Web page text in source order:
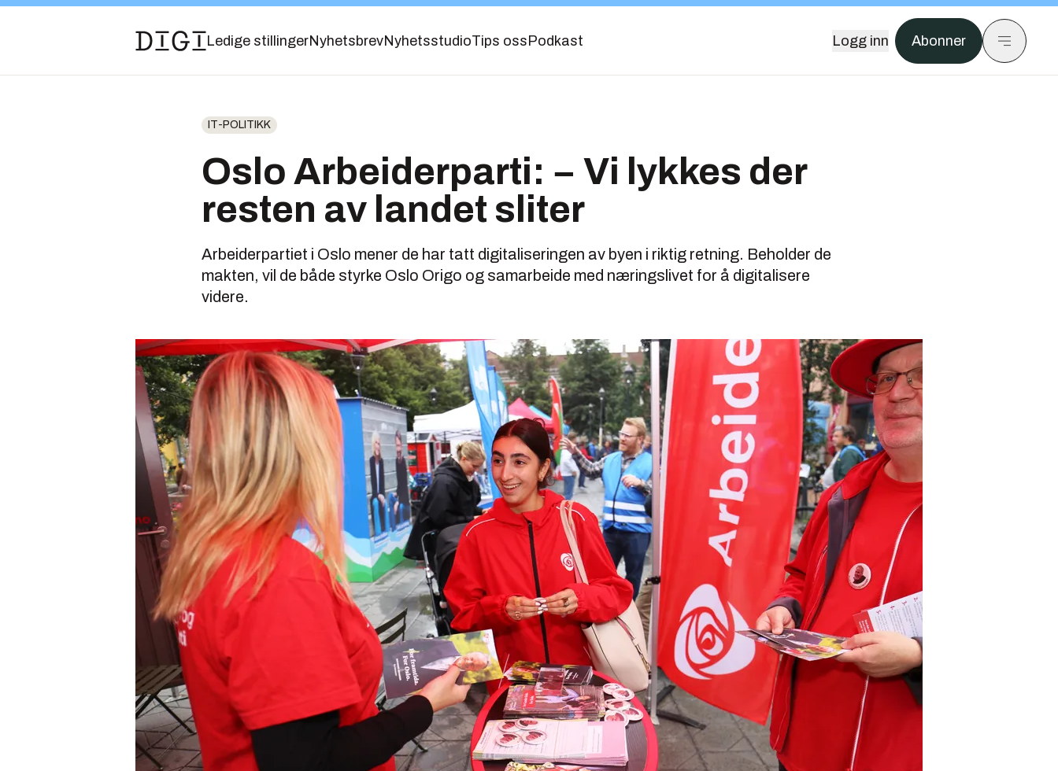
Ledige stillingerNyhetsbrevNyhetsstudioTips oss Podkast Logg inn Abonner
IT-POLITIKK
Oslo Arbeiderparti: − Vi lykkes der
resten av landet sliter
Arbeiderpartiet i Oslo mener de har tatt digitaliseringen av byen i riktig retning. Beholder de
makten, vil de både styrke Oslo Origo og samarbeide med næringslivet for å digitalisere
videre.